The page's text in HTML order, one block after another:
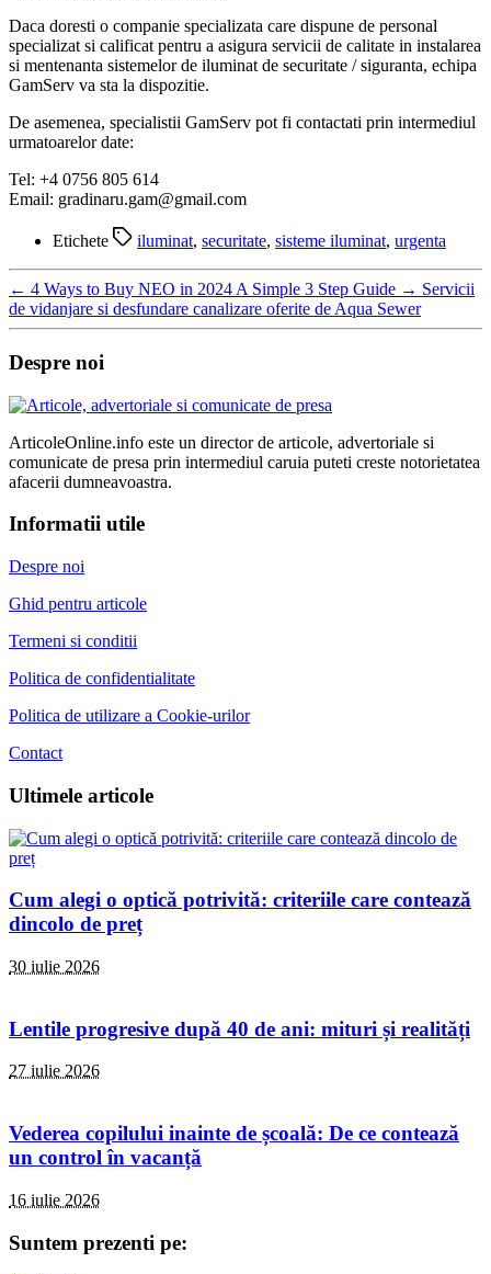
Daca doresti o companie specializata care dispune de personal
specializat si calificat pentru a asigura servicii de calitate in instalarea
si mentenanta sistemelor de iluminat de securitate / siguranta, echipa
GamServ va sta la dispozitie.
De asemenea, specialistii GamServ pot fi contactati prin intermediul
urmatoarelor date:
Tel: +4 0756 805 614
Email: gradinaru.gam@gmail.com
Etichete iluminat, securitate, sisteme iluminat, urgenta
← 4 Ways to Buy NEO in 2024 A Simple 3 Step Guide → Servicii
de vidanjare si desfundare canalizare oferite de Aqua Sewer
Despre noi
ArticoleOnline.info este un director de articole, advertoriale si
comunicate de presa prin intermediul caruia puteti creste notorietatea
afacerii dumneavoastra.
Informatii utile
Despre noi
Ghid pentru articole
Termeni si conditii
Politica de confidentialitate
Politica de utilizare a Cookie-urilor
Contact
Ultimele articole
Cum alegi o optică potrivită: criteriile care contează
dincolo de preț
30 iulie 2026
Lentile progresive după 40 de ani: mituri și realități
27 iulie 2026
Vederea copilului inainte de școală: De ce contează
un control în vacanță
16 iulie 2026
Suntem prezenti pe: